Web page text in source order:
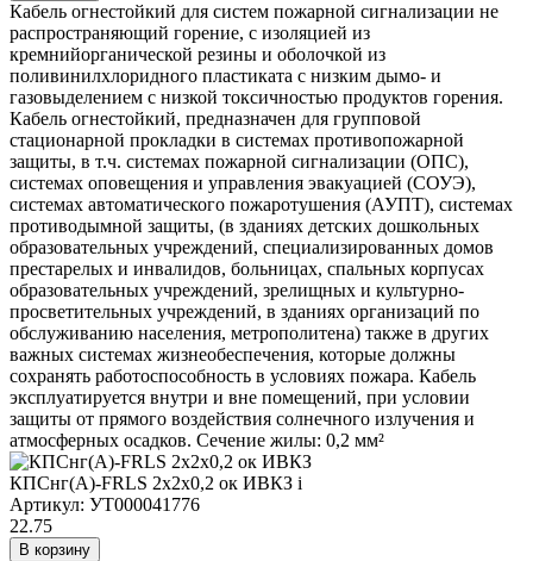
Кабель огнестойкий для систем пожарной сигнализации не
распространяющий горение, с изоляцией из
кремнийорганической резины и оболочкой из
поливинилхлоридного пластиката с низким дымо- и
газовыделением с низкой токсичностью продуктов горения.
Кабель огнестойкий, предназначен для групповой
стационарной прокладки в системах противопожарной
защиты, в т.ч. системах пожарной сигнализации (ОПС),
системах оповещения и управления эвакуацией (СОУЭ),
системах автоматического пожаротушения (АУПТ), системах
противодымной защиты, (в зданиях детских дошкольных
образовательных учреждений, специализированных домов
престарелых и инвалидов, больницах, спальных корпусах
образовательных учреждений, зрелищных и культурно-
просветительных учреждений, в зданиях организаций по
обслуживанию населения, метрополитена) также в других
важных системах жизнеобеспечения, которые должны
сохранять работоспособность в условиях пожара. Кабель
эксплуатируется внутри и вне помещений, при условии
защиты от прямого воздействия солнечного излучения и
атмосферных осадков. Сечение жилы: 0,2 мм²
КПСнг(А)-FRLS 2х2х0,2 ок ИВКЗ i
Артикул: УТ000041776
22.75
В корзину